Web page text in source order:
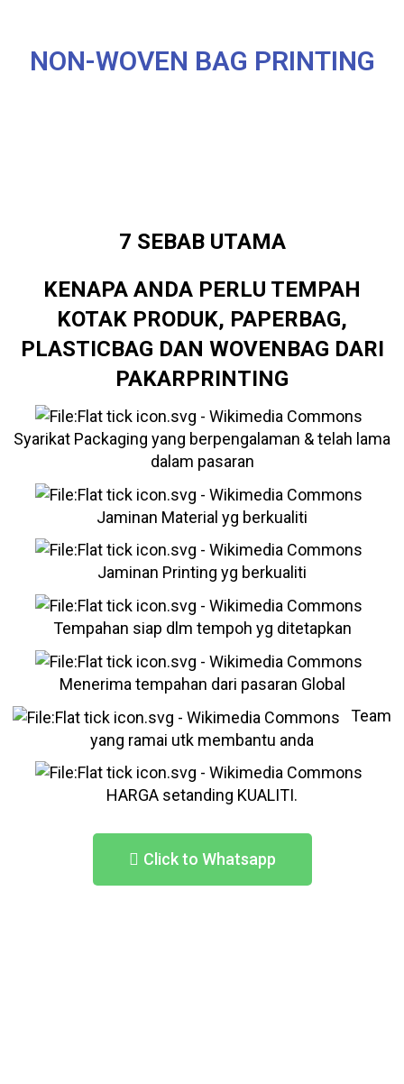
NON-WOVEN BAG PRINTING
7 SEBAB UTAMA
KENAPA ANDA PERLU TEMPAH
KOTAK PRODUK, PAPERBAG,
PLASTICBAG DAN WOVENBAG DARI
PAKARPRINTING
Syarikat Packaging yang berpengalaman & telah lama
dalam pasaran
Jaminan Material yg berkualiti
Jaminan Printing yg berkualiti
Tempahan siap dlm tempoh yg ditetapkan
Menerima tempahan dari pasaran Global
Team
yang ramai utk membantu anda
HARGA setanding KUALITI.
Click to Whatsapp